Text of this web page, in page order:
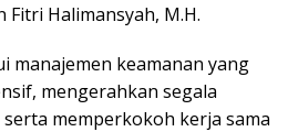
Fitri Halimansyah, M.H.
manajemen keamanan yang
mengerahkan segala
memperkokoh kerja sama